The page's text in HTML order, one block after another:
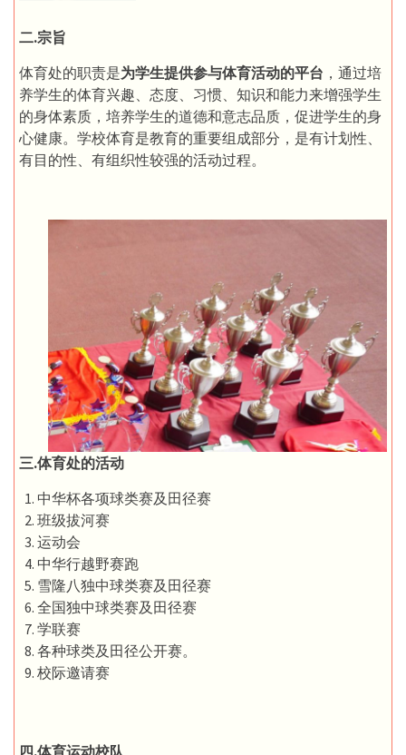
二.宗旨
体育处的职责是为学生提供参与体育活动的平台 ，通过培
养学生的体育兴趣、态度、习惯、知识和能力来增强学生
的身体素质，培养学生的道德和意志品质，促进学生的身
心健康。学校体育是教育的重要组成部分，是有计划性、
有目的性、有组织性较强的活动过程。
三.体育处的活动
中华杯各项球类赛及田径赛
班级拔河赛
运动会
中华行越野赛跑
雪隆八独中球类赛及田径赛
全国独中球类赛及田径赛
学联赛
各种球类及田径公开赛。
校际邀请赛